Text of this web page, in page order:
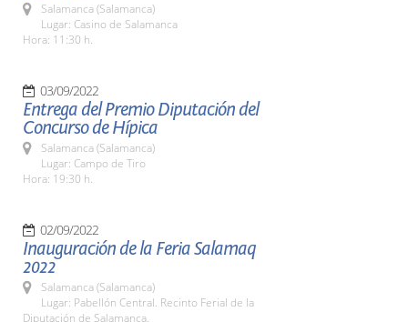
Salamanca (Salamanca)
Lugar: Casino de Salamanca
Hora: 11:30 h.
03/09/2022
Entrega del Premio Diputación del
Concurso de Hípica
Salamanca (Salamanca)
Lugar: Campo de Tiro
Hora: 19:30 h.
02/09/2022
Inauguración de la Feria Salamaq
2022
Salamanca (Salamanca)
Lugar: Pabellón Central. Recinto Ferial de la
Diputación de Salamanca.